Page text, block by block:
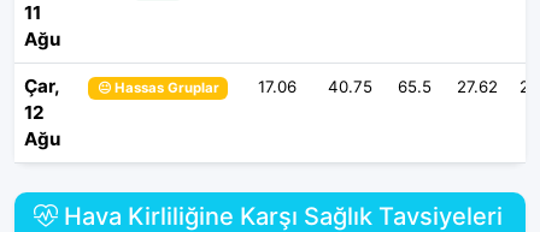
11
Ağu
Çar,
12
Ağu
😐 Hassas Gruplar 17.06 40.75 65.5 27.62
Hava Kirliliğine Karşı Sağlık Tavsiyeleri